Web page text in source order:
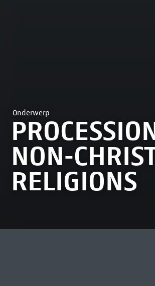
Onderwerp
NON-
RELIGIONS